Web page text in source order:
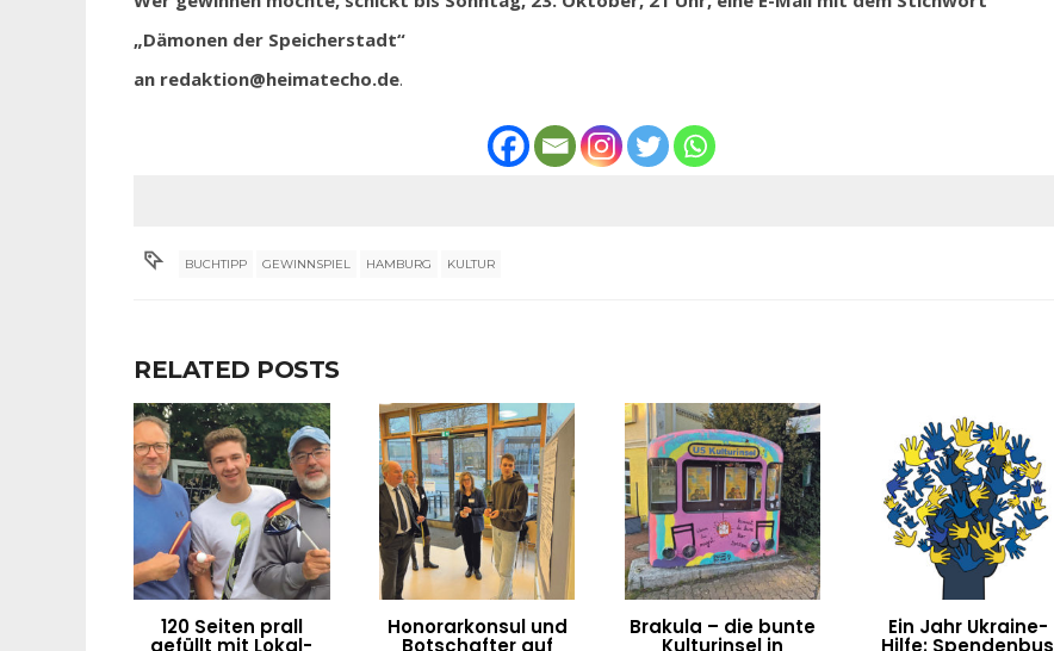
„Dämonen der Speicherstadt“
an redaktion@heimatecho.de.
BUCHTIPP GEWINNSPIEL HAMBURG KULTUR
RELATED POSTS
120 Seiten prall
gefüllt mit Lokal-
Honorarkonsul und
Botschafter auf
Brakula – die bunte
Kulturinsel in
Ein Jahr Ukraine-
Hilfe: Spendenbus